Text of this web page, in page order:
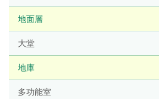
地面層
大堂
地庫
多功能室